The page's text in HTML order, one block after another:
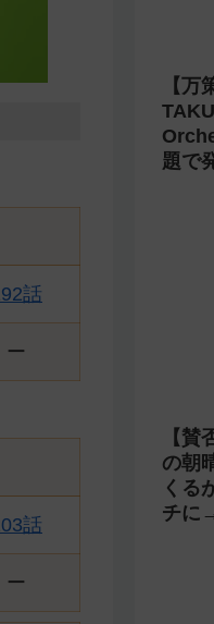
話
ー
話
ー
【
題で
【
の朝
くる
チに